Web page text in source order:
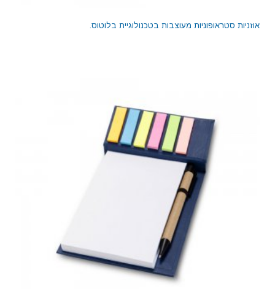
אוזניות סטראופוניות מעוצבות בטכנולוגיית בלוטוס.